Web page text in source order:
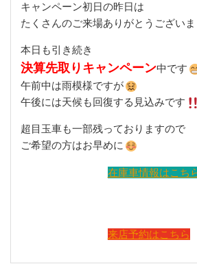
キャンペーン初日の昨日は
たくさんのご来場ありがとうございま
本日も引き続き
決算先取りキャンペーン中です
午前中は雨模様ですが
午後には天候も回復する見込みです
超目玉車も一部残っておりますので
ご希望の方はお早めに
在庫車情報はこち
来店予約はこちら